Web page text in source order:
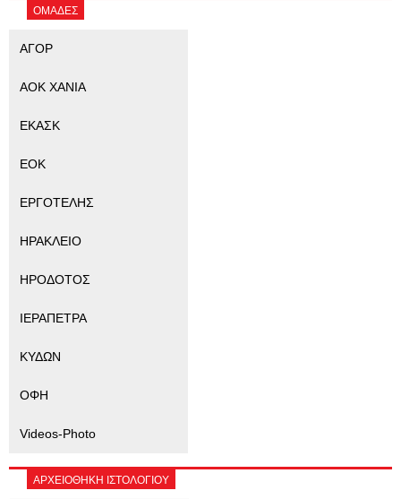
ΟΜΑΔΕΣ
ΑΓΟΡ
ΑΟΚ ΧΑΝΙΑ
ΕΚΑΣΚ
ΕΟΚ
ΕΡΓΟΤΕΛΗΣ
ΗΡΑΚΛΕΙΟ
ΗΡΟΔΟΤΟΣ
ΙΕΡΑΠΕΤΡΑ
ΚΥΔΩΝ
ΟΦΗ
Videos-Photo
ΑΡΧΕΙΟΘΗΚΗ ΙΣΤΟΛΟΓΙΟΥ